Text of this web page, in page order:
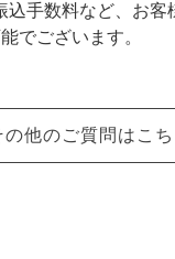
手数料など、お
でございます。
の他のご質問はこち